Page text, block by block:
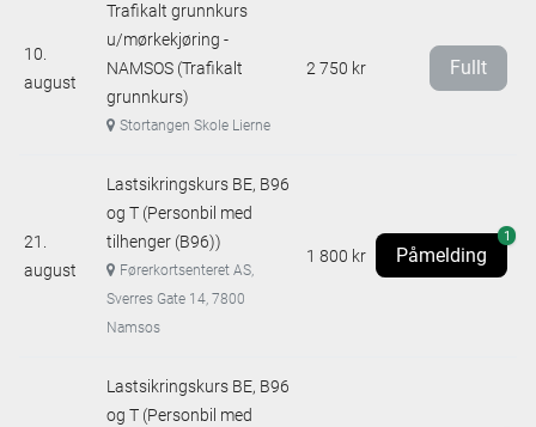
10.
august
Trafikalt grunnkurs
u/mørkekjøring -
NAMSOS (Trafikalt
grunnkurs)
Stortangen Skole Lierne
2 750 kr Fullt
21.
august
Lastsikringskurs BE, B96
og T (Personbil med
tilhenger (B96))
Førerkortsenteret AS,
Sverres Gate 14, 7800
Namsos
1 800 kr Påmelding
1
Lastsikringskurs BE, B96
og T (Personbil med